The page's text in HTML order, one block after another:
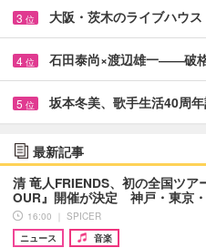
3 位 大阪・茨木のライブハウ
4 位 石田泰尚×渡辺雄一――破
5 位 坂本冬美、歌手生活40周
最新記事
清 竜人FRIENDS、初の全国ツア
OUR』開催が決定 神戸・東京
16:00 ｜ SPICER
ニュース
音楽